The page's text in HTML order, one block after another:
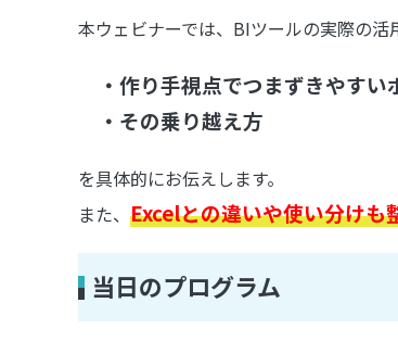
本ウェビナーでは、BIツールの実際の活
・作り手視点でつまずきやすい
・その乗り越え方
を具体的にお伝えします。
また、 Excelとの違いや使い分け
当日のプログラム